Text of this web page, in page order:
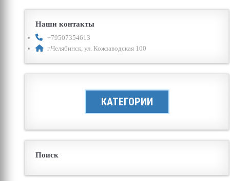
Наши контакты
+79507354613
г.Челябинск, ул. Кожзаводская 100
КАТЕГОРИИ
Поиск